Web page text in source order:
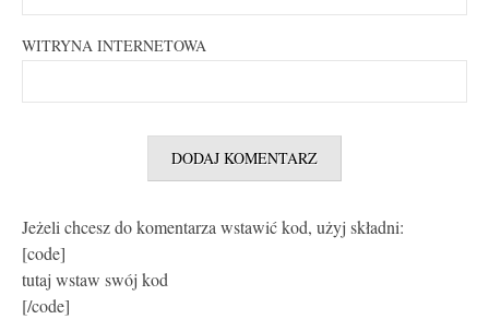
WITRYNA INTERNETOWA
Jeżeli chcesz do komentarza wstawić kod, użyj składni:
[code]
tutaj wstaw swój kod
[/code]